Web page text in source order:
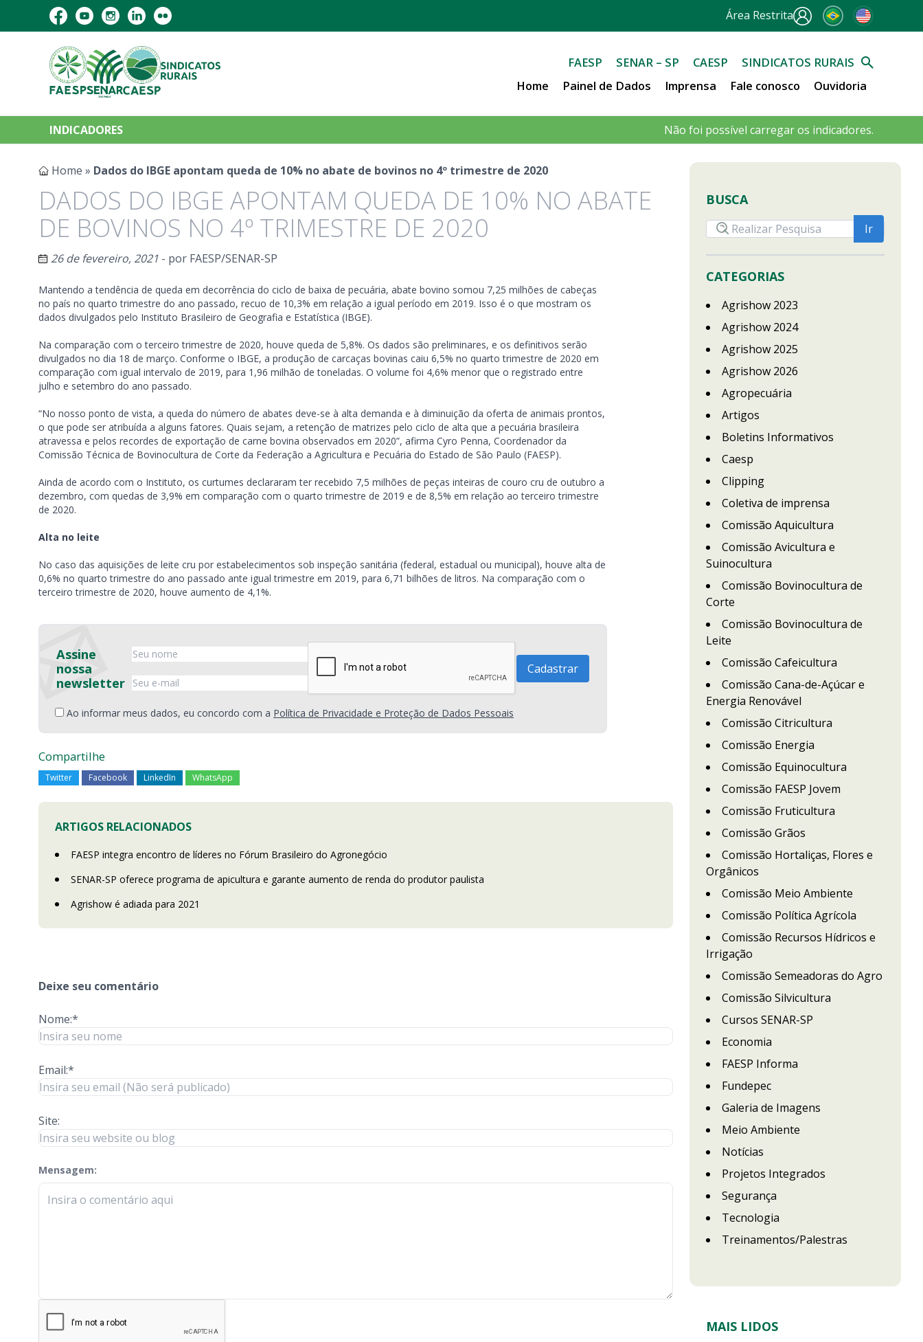
Área Restrita
FAESP SENAR – SP CAESP
SINDICATOS RURAIS
Home
Painel de Dados Imprensa Fale conosco Ouvidoria
INDICADORES Não foi possível carregar os indicadores.
Home » Dados do IBGE apontam queda de 10% no abate de bovinos no 4º trimestre de 2020
DADOS DO IBGE APONTAM QUEDA DE 10% NO ABATE
DE BOVINOS NO 4º TRIMESTRE DE 2020
26 de fevereiro, 2021 - por FAESP/SENAR-SP
Mantendo a tendência de queda em decorrência do ciclo de baixa de pecuária, abate bovino somou 7,25 milhões de cabeças
no país no quarto trimestre do ano passado, recuo de 10,3% em relação a igual período em 2019. Isso é o que mostram os
dados divulgados pelo Instituto Brasileiro de Geografia e Estatística (IBGE).
Na comparação com o terceiro trimestre de 2020, houve queda de 5,8%. Os dados são preliminares, e os definitivos serão
divulgados no dia 18 de março. Conforme o IBGE, a produção de carcaças bovinas caiu 6,5% no quarto trimestre de 2020 em
comparação com igual intervalo de 2019, para 1,96 milhão de toneladas. O volume foi 4,6% menor que o registrado entre
julho e setembro do ano passado.
“No nosso ponto de vista, a queda do número de abates deve-se à alta demanda e à diminuição da oferta de animais prontos,
o que pode ser atribuída a alguns fatores. Quais sejam, a retenção de matrizes pelo ciclo de alta que a pecuária brasileira
atravessa e pelos recordes de exportação de carne bovina observados em 2020”, afirma Cyro Penna, Coordenador da
Comissão Técnica de Bovinocultura de Corte da Federação a Agricultura e Pecuária do Estado de São Paulo (FAESP).
Ainda de acordo com o Instituto, os curtumes declararam ter recebido 7,5 milhões de peças inteiras de couro cru de outubro a
dezembro, com quedas de 3,9% em comparação com o quarto trimestre de 2019 e de 8,5% em relação ao terceiro trimestre
de 2020.
Alta no leite
No caso das aquisições de leite cru por estabelecimentos sob inspeção sanitária (federal, estadual ou municipal), houve alta de
0,6% no quarto trimestre do ano passado ante igual trimestre em 2019, para 6,71 bilhões de litros. Na comparação com o
terceiro trimestre de 2020, houve aumento de 4,1%.
Assine
nossa
newsletter
Ao informar meus dados, eu concordo com a Política de Privacidade e Proteção de Dados Pessoais
Compartilhe
Twitter Facebook LinkedIn WhatsApp
ARTIGOS RELACIONADOS
FAESP integra encontro de líderes no Fórum Brasileiro do Agronegócio
SENAR-SP oferece programa de apicultura e garante aumento de renda do produtor paulista
Agrishow é adiada para 2021
Deixe seu comentário
Nome:*
Email:*
Site:
Mensagem:
check-terms
BUSCA
CATEGORIAS
Agrishow 2023
Agrishow 2024
Agrishow 2025
Agrishow 2026
Agropecuária
Artigos
Boletins Informativos
Caesp
Clipping
Coletiva de imprensa
Comissão Aquicultura
Comissão Avicultura e
Suinocultura
Comissão Bovinocultura de
Corte
Comissão Bovinocultura de
Leite
Comissão Cafeicultura
Comissão Cana-de-Açúcar e
Energia Renovável
Comissão Citricultura
Comissão Energia
Comissão Equinocultura
Comissão FAESP Jovem
Comissão Fruticultura
Comissão Grãos
Comissão Hortaliças, Flores e
Orgânicos
Comissão Meio Ambiente
Comissão Política Agrícola
Comissão Recursos Hídricos e
Irrigação
Comissão Semeadoras do Agro
Comissão Silvicultura
Cursos SENAR-SP
Economia
FAESP Informa
Fundepec
Galeria de Imagens
Meio Ambiente
Notícias
Projetos Integrados
Segurança
Tecnologia
Treinamentos/Palestras
MAIS LIDOS